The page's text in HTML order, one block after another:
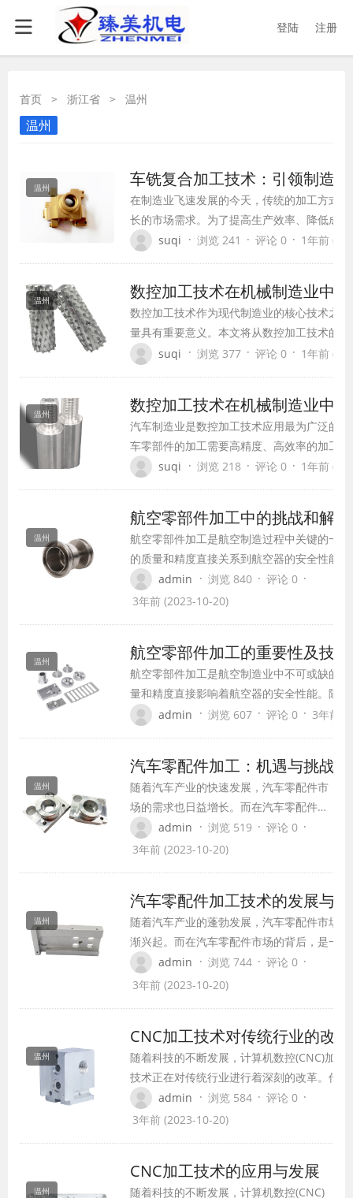
登陆 注册
首页 > 浙江省 > 温州
温州
温州 车铣复合加工技术：引领制造
在制造业飞速发展的今天，传统的加工方式
长的市场需求。为了提高生产效率、降低成
术应运而生。车铣复合加工技术将车削和铣
suqi · 浏览 241 · 评论 0 · 1年前
温州 数控加工技术在机械制造业中
数控加工技术作为现代制造业的核心技术之
量具有重要意义。本文将从数控加工技术的
讨。 suqi · 浏览 377 · 评论 0 · 1年前
温州 数控加工技术在机械制造业中
汽车制造业是数控加工技术应用最为广泛的
车零部件的加工需要高精度、高效率的加工
工技术可以满足这些需求。例如，汽车发动
suqi · 浏览 218 · 评论 0 · 1年前
温州
航空零部件加工中的挑战和解
航空零部件加工是航空制造过程中关键的一
的质量和精度直接关系到航空器的安全性能
而，航空零部件加工也面临着一系列的挑战
料选择、加工工艺设计、零部件的尺寸精度
admin · 浏览 840 · 评论 0 ·
3年前 (2023-10-20)
温州 航空零部件加工的重要性及技
航空零部件加工是航空制造业中不可或缺的
量和精度直接影响着航空器的安全性能。随
速发展，航空零部件加工技术也在不断发展
admin · 浏览 607 · 评论 0 · 3年前
温州
汽车零配件加工：机遇与挑战
随着汽车产业的快速发展，汽车零配件市
场的需求也日益增长。而在汽车零配件生
产过程中，汽车零配件加工技术起着至关
重要的作用。本文将探讨汽车零配件加工
admin · 浏览 519 · 评论 0 ·
3年前 (2023-10-20)
温州
汽车零配件加工技术的发展与
随着汽车产业的蓬勃发展，汽车零配件市场
渐兴起。而在汽车零配件市场的背后，是一
要且不可忽视的技术——汽车零配件加工技术
本文将从汽车零配件加工技术的发展历程、
admin · 浏览 744 · 评论 0 ·
3年前 (2023-10-20)
温州
CNC加工技术对传统行业的改革
随着科技的不断发展，计算机数控(CNC)加工
技术正在对传统行业进行着深刻的改革。传统
的生产过程中，往往需要大量的人工操作和多
道手工工序，生产效率低下且易出现误差。而
能化、高效率的方向发展。
admin · 浏览 584 · 评论 0 ·
3年前 (2023-10-20)
温州
CNC加工技术的应用与发展
随着科技的不断发展，计算机数控(CNC)